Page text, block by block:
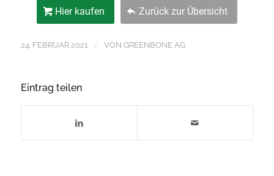
Hier kaufen Zurück zur Übersicht
24. FEBRUAR 2021 / VON GREENBONE AG
Eintrag teilen